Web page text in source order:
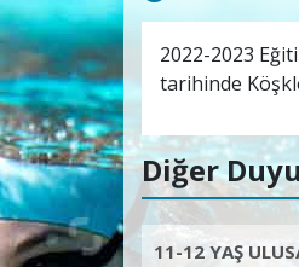
2022-2023
tarihinde
Diğer
11-12 YAŞ